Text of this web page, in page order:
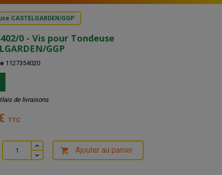
CASTELGARDEN/GGP
0 - Vis pour Tondeuse
GGP
1127354020
de livraisons
TTC
 Ajouter au panier